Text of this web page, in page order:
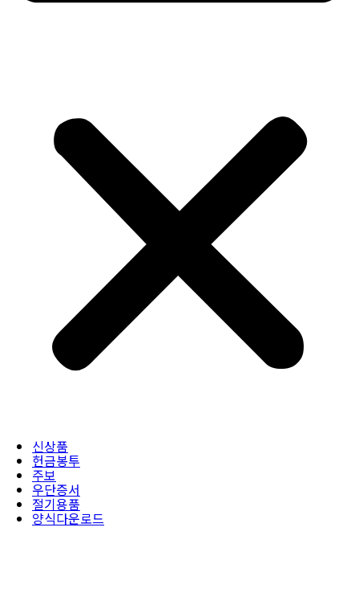
신상품
헌금봉투
주보
우단증서
절기용품
양식다운로드